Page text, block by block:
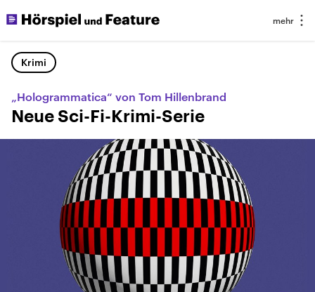
Krimi
„Hologrammatica“ von Tom Hillenbrand
Neue Sci-Fi-Krimi-Serie